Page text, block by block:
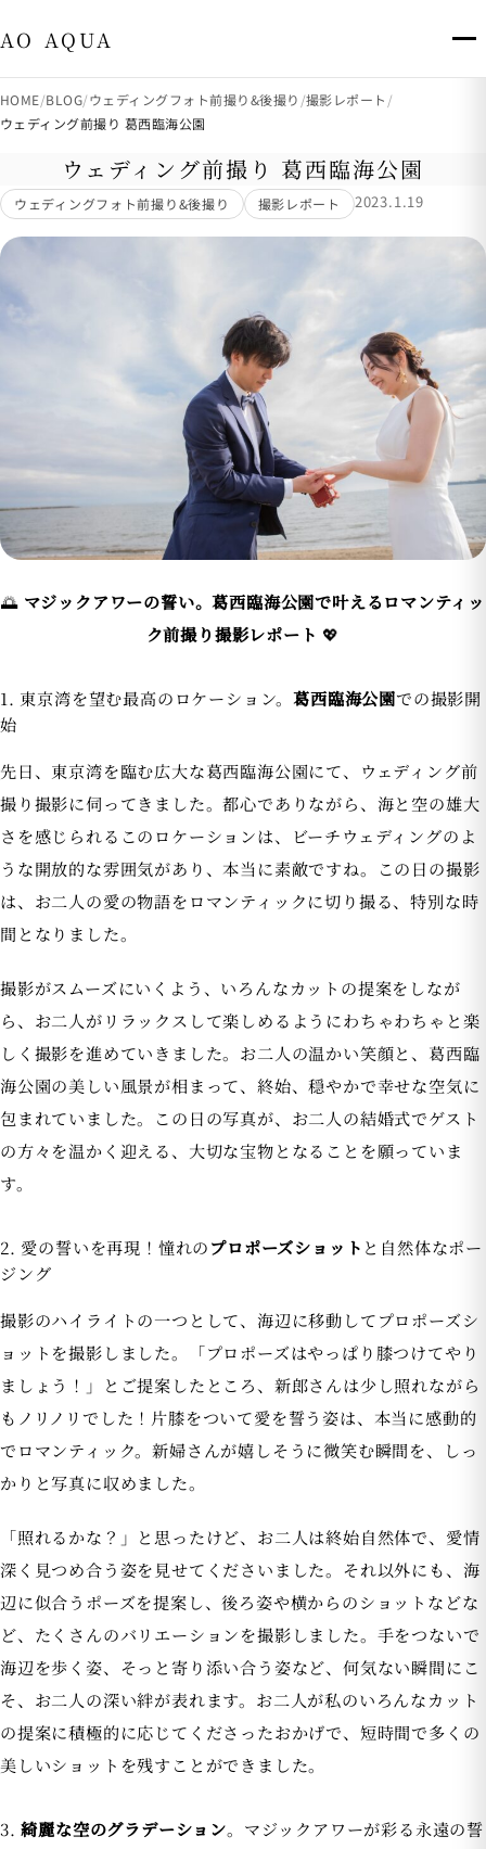
出張撮影・八王子市・多摩市 AO AQUA
AO AQUA
HOME BLOG ウェディングフォト前撮り&後撮り 撮影レポート
ウェディング前撮り 葛西臨海公園
ウェディング前撮り 葛西臨海公園
ウェディングフォト前撮り&後撮り 撮影レポート 2023.1.19
🌅 マジックアワーの誓い。葛西臨海公園で叶えるロマンティッ
ク前撮り撮影レポート 💖
1. 東京湾を望む最高のロケーション。葛西臨海公園での撮影開
始
先日、東京湾を臨む広大な葛西臨海公園にて、ウェディング前
撮り撮影に伺ってきました。都心でありながら、海と空の雄大
さを感じられるこのロケーションは、ビーチウェディングのよ
うな開放的な雰囲気があり、本当に素敵ですね。この日の撮影
は、お二人の愛の物語をロマンティックに切り撮る、特別な時
間となりました。
撮影がスムーズにいくよう、いろんなカットの提案をしなが
ら、お二人がリラックスして楽しめるようにわちゃわちゃと楽
しく撮影を進めていきました。お二人の温かい笑顔と、葛西臨
海公園の美しい風景が相まって、終始、穏やかで幸せな空気に
包まれていました。この日の写真が、お二人の結婚式でゲスト
の方々を温かく迎える、大切な宝物となることを願っていま
す。
2. 愛の誓いを再現！憧れのプロポーズショット と自然体なポー
ジング
撮影のハイライトの一つとして、海辺に移動してプロポーズシ
ョットを撮影しました。「プロポーズはやっぱり膝つけてやり
ましょう！」とご提案したところ、新郎さんは少し照れながら
もノリノリでした！片膝をついて愛を誓う姿は、本当に感動的
でロマンティック。新婦さんが嬉しそうに微笑む瞬間を、しっ
かりと写真に収めました。
「照れるかな？」と思ったけど、お二人は終始自然体で、愛情
深く見つめ合う姿を見せてくださいました。それ以外にも、海
辺に似合うポーズを提案し、後ろ姿や横からのショットなどな
ど、たくさんのバリエーションを撮影しました。手をつないで
海辺を歩く姿、そっと寄り添い合う姿など、何気ない瞬間にこ
そ、お二人の深い絆が表れます。お二人が私のいろんなカット
の提案に積極的に応じてくださったおかげで、短時間で多くの
美しいショットを残すことができました。
3.綺麗な空のグラデーション。マジックアワーが彩る永遠の誓